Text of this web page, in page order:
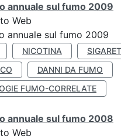
annuale sul fumo 2009
Web
annuale sul fumo 2009
NICOTINA
DANNI DA FUMO
FUMO-CORRELATE
annuale sul fumo 2008
Web